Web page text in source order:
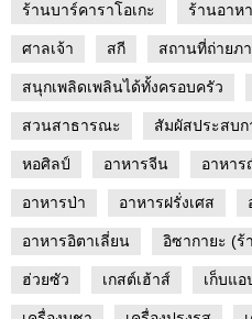
ร้านบาร์คาราโอเกะ ร้านอาห
ศาลเจ้า สกี สถานที่ถ่ายภ
สนุกเพลิดเพลินได้ทั้งครอบครัว
สวนสาธารณะ สัมผัสประสบ
หอศิลป์ อาหารจีน อาหา
อาหารป่า อาหารฝรั่งเศส
อาหารอิตาเลี่ยน อิซากายะ (
ฮ่วยซัว เกสต์เฮ้าส์ เก็บแอ